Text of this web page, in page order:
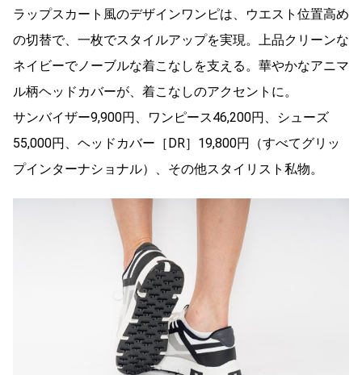
ラップスカート風のデザインワンピは、ウエスト位置高め
の切替で、一枚でスタイルアップを実現。上品クリーンな
ネイビーでノーブルな着こなしを支える。華やかなアニマ
ル柄ヘッドカバーが、着こなしのアクセントに。
サンバイザー9,900円、ワンピース46,200円、シューズ
55,000円、ヘッドカバー［DR］19,800円（すべてグリッ
プインターナショナル）、その他スタイリスト私物。